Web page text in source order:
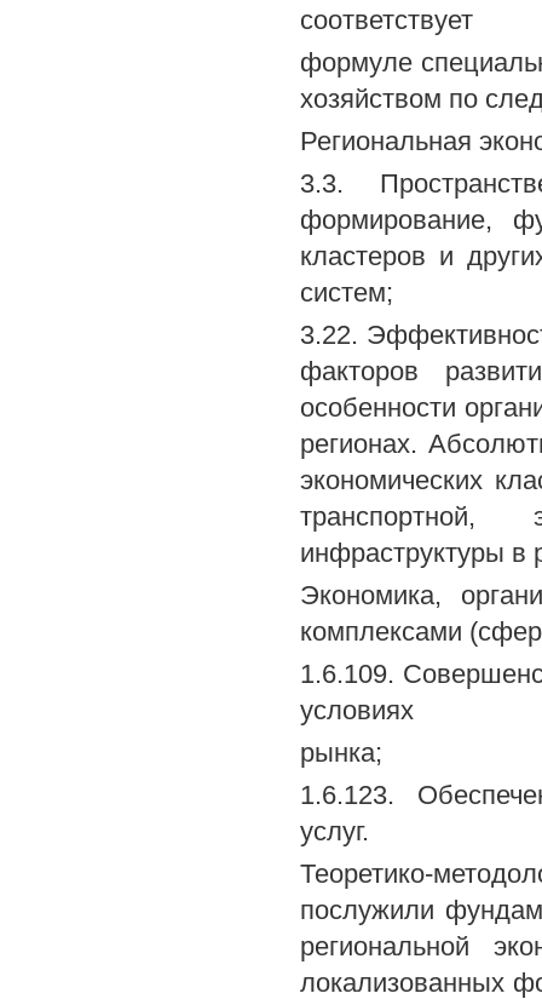
соответствует
формуле
хозяйством по
Региональная
3.3.
формирование,
кластеров и
систем;
3.22.
факторов
особенности
регионах.
экономических
транспортной,
инфраструктуры в
Экономика,
комплексами
1.6.109.
условиях
рынка;
1.6.123.
услуг.
Теоретико-
послужили
региональной
локализованных